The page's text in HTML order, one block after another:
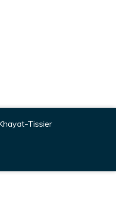
Tissier